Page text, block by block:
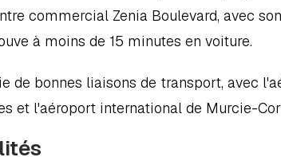
commercial Zenia Boulevard, avec
à moins de 15 minutes en voiture.
de bonnes liaisons de transport, avec
et l'aéroport international de Murcie-